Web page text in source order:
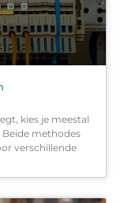
kies je meestal
methodes
verschillende